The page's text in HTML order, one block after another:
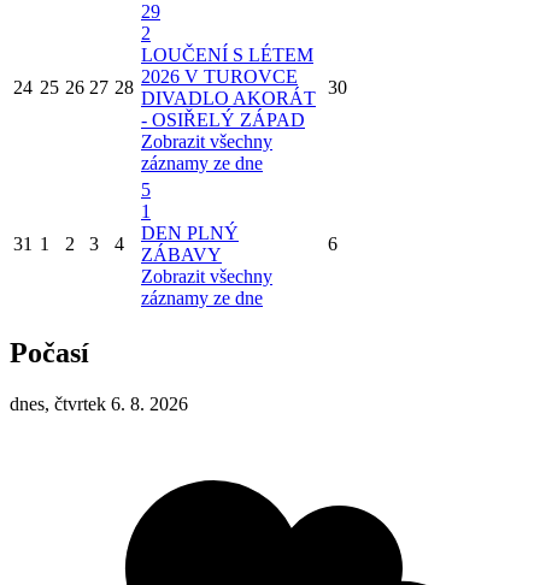
24 25 26 27 28
29
2
LOUČENÍ S LÉTEM
2026 V TUROVCE
DIVADLO AKORÁT
- OSIŘELÝ ZÁPAD
Zobrazit všechny
záznamy ze dne
30
31 1 2 3 4
5
1
DEN PLNÝ
ZÁBAVY
Zobrazit všechny
záznamy ze dne
6
Počasí
dnes, čtvrtek 6. 8. 2026